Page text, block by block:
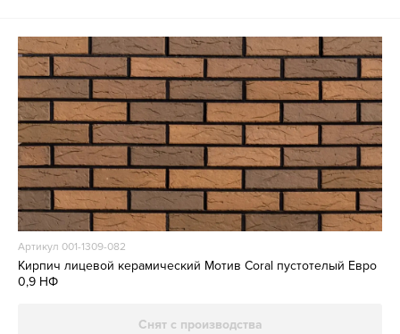
Артикул 001-1309-082
Кирпич лицевой керамический Мотив Coral пустотелый Евро
0,9 НФ
Снят с производства